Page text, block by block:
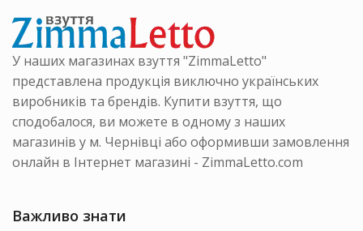
сторінці
товару
У наших магазинах взуття "ZimmaLetto"
представлена продукція виключно українських
виробників та брендів. Купити взуття, що
сподобалося, ви можете в одному з наших
магазинів у м. Чернівці або оформивши замовлення
онлайн в Інтернет магазині - ZimmaLetto.com
Важливо знати